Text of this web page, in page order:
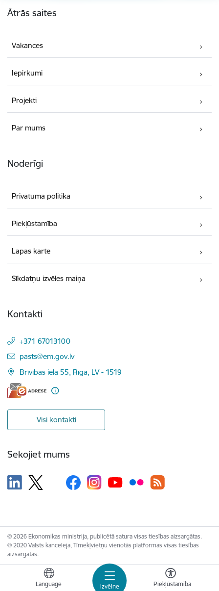
Izvēlne
Language Piekļūstamība
Ātrās saites
Vakances
Iepirkumi
Projekti
Par mums
Noderīgi
Privātuma politika
Piekļūstamība
Lapas karte
Sīkdatņu izvēles maiņa
Kontakti
+371 67013100
E-pasts:
pasts@em.gov.lv
Brīvības iela 55, Rīga, LV - 1519
Visi kontakti
Sekojiet mums
© 2026 Ekonomikas ministrija, publicētā satura visas tiesības aizsargātas.
© 2020 Valsts kanceleja, Tīmekļvietņu vienotās platformas visas tiesības
aizsargātas.